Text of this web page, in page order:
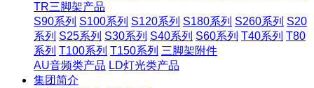
TR三脚架产品
S90系列 S100系列 S120系列 S180系列 S260系列 S20
系列 S25系列 S30系列 S40系列 S60系列 T40系列 T80
系列 T100系列 T150系列 三脚架附件
AU音频类产品 LD灯光类产品
集团简介